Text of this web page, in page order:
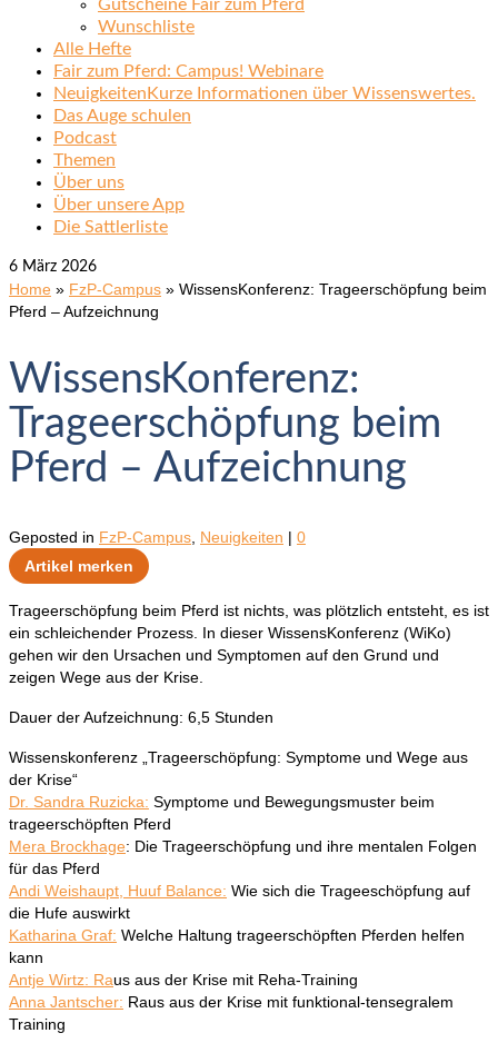
Gutscheine Fair zum Pferd
Wunschliste
Alle Hefte
Fair zum Pferd: Campus! Webinare
Neuigkeiten Kurze Informationen über Wissenswertes.
Das Auge schulen
Podcast
Themen
Über uns
Über unsere App
Die Sattlerliste
6 März 2026
Home » FzP-Campus » WissensKonferenz: Trageerschöpfung beim
Pferd – Aufzeichnung
WissensKonferenz:
Trageerschöpfung beim
Pferd – Aufzeichnung
Geposted in FzP-Campus Neuigkeiten | 0
Artikel merken
Trageerschöpfung beim Pferd ist nichts, was plötzlich entsteht, es ist
ein schleichender Prozess. In dieser WissensKonferenz (WiKo)
gehen wir den Ursachen und Symptomen auf den Grund und
zeigen Wege aus der Krise.
Dauer der Aufzeichnung: 6,5 Stunden
Wissenskonferenz „Trageerschöpfung: Symptome und Wege aus
der Krise“
Dr. Sandra Ruzicka: Symptome und Bewegungsmuster beim
trageerschöpften Pferd
Mera Brockhage: Die Trageerschöpfung und ihre mentalen Folgen
für das Pferd
Andi Weishaupt, Huuf Balance: Wie sich die Trageeschöpfung auf
die Hufe auswirkt
Katharina Graf: Welche Haltung trageerschöpften Pferden helfen
kann
Antje Wirtz: Raus aus der Krise mit Reha-Training
Anna Jantscher: Raus aus der Krise mit funktional-tensegralem
Training